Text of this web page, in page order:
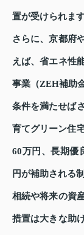
置が受けられます
さらに、京都府
えば、省エネ性
事業（ZEH補助
条件を満たせば
育てグリーン住
60万円、長期優
円が補助される
相続や将来の資
措置は大きな助